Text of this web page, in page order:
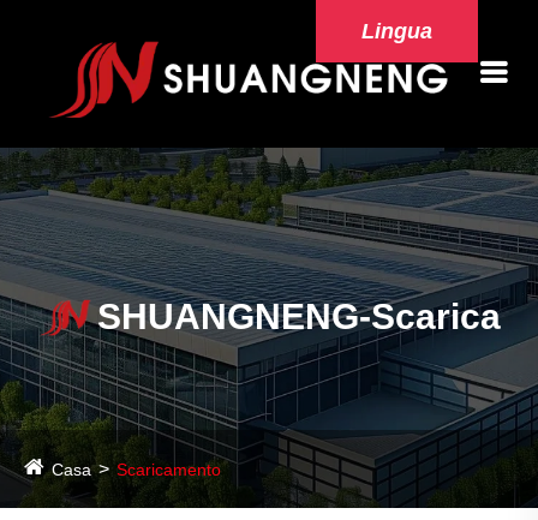
Lingua
SHUANGNENG-Scarica
Casa Scaricamento